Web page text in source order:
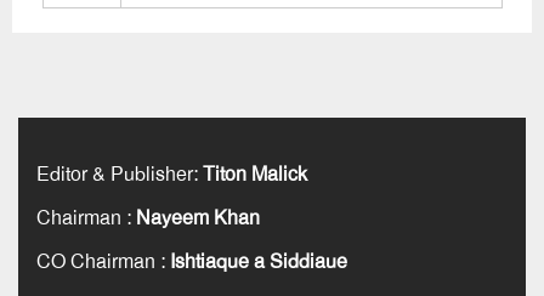
Editor & Publisher:Titon Malick
Chairman : Nayeem Khan
CO Chairman : Ishtiaque a Siddiaue